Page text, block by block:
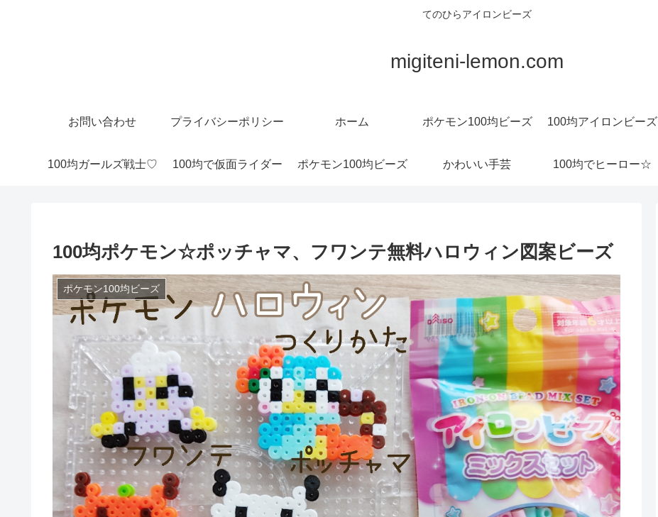
てのひらアイロンビーズ
migiteni-lemon.com
お問い合わせ プライバシーポリシー ホーム ポケモン100均ビーズ 100均アイロンビーズ
100均ガールズ戦士♡ 100均で仮面ライダー ポケモン100均ビーズ かわいい手芸 100均でヒーロー☆
100均ポケモン☆ポッチャマ、フワンテ無料ハロウィン図案ビーズ
ポケモン100均ビーズ